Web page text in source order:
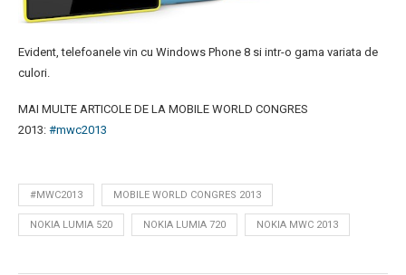
Evident, telefoanele vin cu Windows Phone 8 si intr-o gama variata de
culori.
MAI MULTE ARTICOLE DE LA MOBILE WORLD CONGRES
2013: #mwc2013
#MWC2013 MOBILE WORLD CONGRES 2013
NOKIA LUMIA 520 NOKIA LUMIA 720 NOKIA MWC 2013